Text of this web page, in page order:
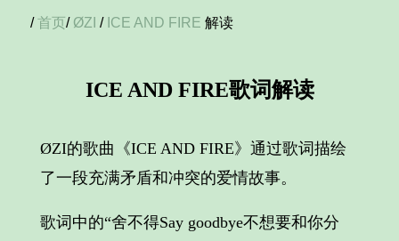
/首页/ ØZI / ICE AND FIRE 解读
ICE AND FIRE歌词解读
ØZI的歌曲《ICE AND FIRE》通过歌词描绘
了一段充满矛盾和冲突的爱情故事。
歌词中的“舍不得Say goodbye不想要和你分